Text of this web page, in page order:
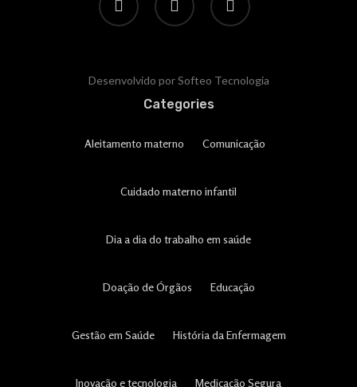
Desenvolvido por Softeo Tecnologia
Categories
Aleitamento materno Comunicação
Cuidado materno infantil
Dia a dia do trabalho em saúde
Doação de Órgãos Educação
Gestão em Saúde História da Enfermagem
Inovação e tecnologia Medicação Segura